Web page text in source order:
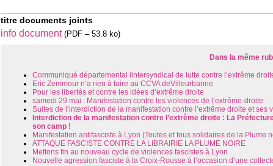
titre documents joints
info document (PDF – 53.8 ko)
Dans la même
Communiqué départemental iintersyndical de lutte contre l’extrême
Eric Zemmour n’a rien à faire au CCVA deVilleurbanne
Pour les libertés et contre les idées d’extrême droite
samedi 29 mai : Manifestation contre les violences de l’extrême-droite
Suites de l’interdiction de la manifestation contre l’extrême droite et ses
Interdiction de la manifestation contre l’extrême droite : La
son camp !
Manifestation antifasciste à Lyon (Toutes et tous solidaires de la Plume
ATTAQUE FASCISTE CONTRE LA LIBRAIRIE LA PLUME NOIRE
Mettons fin au nouveau cycle de violences fascistes à Lyon
Nouvelle agression fasciste à la Croix-Rousse à l’occasion d’une